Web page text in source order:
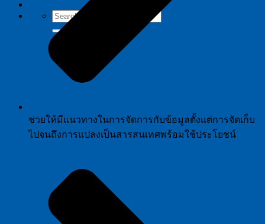
ช่วยให้มีแนวทางในการจัดการกับข้อมูลตั้งแต่การจัดเก็บ
ไปจนถึงการแปลงเป็นสารสนเทศพร้อมใช้ประโยชน์